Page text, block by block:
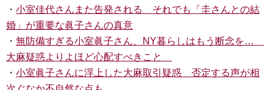
・ 小室佳代さんまた告発される それでも「圭さんとの結
婚」が重要な眞子さんの真意
・ 無防備すぎる小室眞子さん、NY暮らしはもう断念を…
大麻疑惑よりよほど心配すべきこと
・ 小室眞子さんに浮上した大麻取引疑惑 否定する声が相